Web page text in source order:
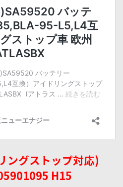
グストップ対応)
H15